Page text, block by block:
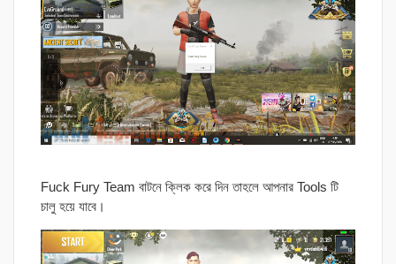
Fuck Fury Team বাটনে ক্লিক করে দিন তাহলে আপনার Tools টি
চালু হয়ে যাবে।